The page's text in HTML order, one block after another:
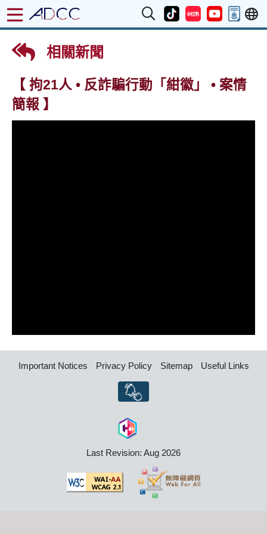
相關新聞
【 拘21人 • 反詐騙行動「紺徽」 • 案情
簡報 】
Important Notices Privacy Policy Sitemap Useful Links
Last Revision: Aug 2026